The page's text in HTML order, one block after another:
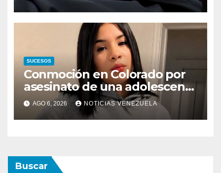
SUCESOS
Conmoción en Colorado por
asesinato de una adolescente
venezolana en reunión con
amigos
AGO 6, 2026 NOTICIAS VENEZUELA
Buscar